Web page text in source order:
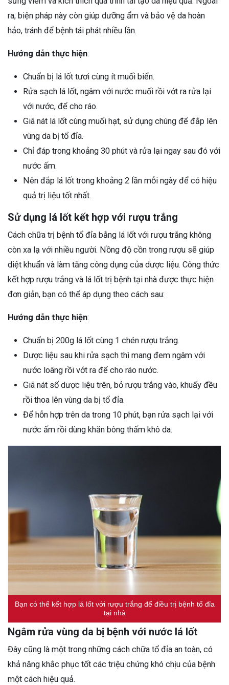
ra, biện pháp này còn giúp dưỡng ẩm và bảo vệ da hoàn
hảo, tránh để bệnh tái phát nhiều lần.
Hướng dẫn thực hiện:
Chuẩn bị lá lốt tươi cùng ít muối biển.
Rửa sạch lá lốt, ngâm với nước muối rồi vớt ra rửa lại
với nước, để cho ráo.
Giã nát lá lốt cùng muối hạt, sử dụng chúng để đắp lên
vùng da bị tổ đỉa.
Chỉ đáp trong khoảng 30 phút và rửa lại ngay sau đó với
nước ấm.
Nên đắp lá lốt trong khoảng 2 lần mỗi ngày để có hiệu
quả trị liệu tốt nhất.
Sử dụng lá lốt kết hợp với rượu trắng
Cách chữa trị bệnh tổ đỉa bằng lá lốt với rượu trắng không
còn xa lạ với nhiều người. Nồng độ cồn trong rượu sẽ giúp
diệt khuẩn và làm tăng công dụng của dược liệu. Công thức
kết hợp rượu trắng và lá lốt trị bệnh tại nhà được thực hiện
đơn giản, bạn có thể áp dụng theo cách sau:
Hướng dẫn thực hiện:
Chuẩn bị 200g lá lốt cùng 1 chén rượu trắng.
Dược liệu sau khi rửa sạch thì mang đem ngâm với
nước loãng rồi vớt ra để cho ráo nước.
Giã nát số dược liệu trên, bỏ rượu trắng vào, khuấy đều
rồi thoa lên vùng da bị tổ đỉa.
Để hỗn hợp trên da trong 10 phút, bạn rửa sạch lại với
nước ấm rồi dùng khăn bông thấm khô da.
Bạn có thể kết hợp lá lốt với rượu trắng để điều trị bệnh tổ đỉa
tại nhà
Ngâm rửa vùng da bị bệnh với nước lá lốt
Đây cũng là một trong những cách chữa tổ đỉa an toàn, có
khả năng khắc phục tốt các triệu chứng khó chịu của bệnh
một cách hiệu quả.